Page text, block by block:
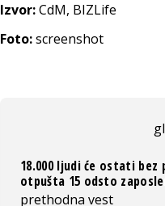
Izvor:CdM, BIZLife
Foto:screenshot
18.000 ljudi će ostati
otpušta 15 odsto
prethodna vest